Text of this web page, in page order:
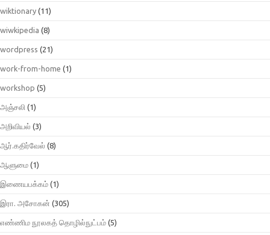
wiktionary (11)
wiwkipedia (8)
wordpress (21)
work-from-home (1)
workshop (5)
அஞ்சலி (1)
அறிவியல் (3)
ஆர்.கதிர்வேல் (8)
ஆளுமை (1)
இணையபக்கம் (1)
இரா. அசோகன் (305)
எண்ணிம நூலகத் தொழில்நுட்பம் (5)